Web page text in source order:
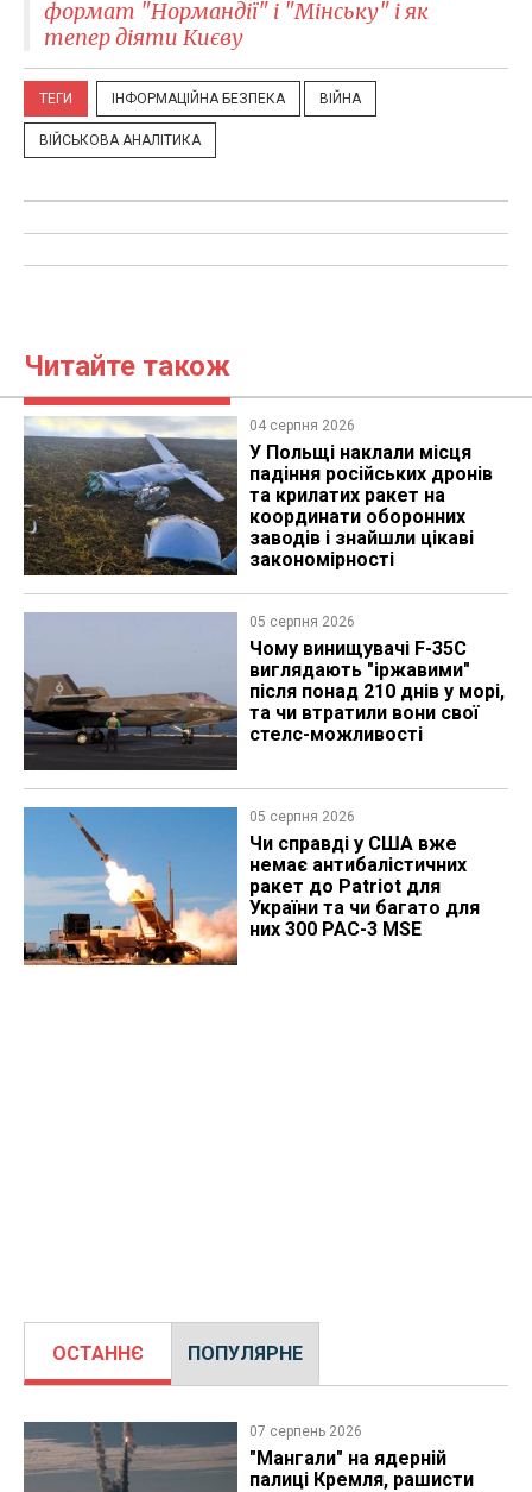
формат "Нормандії" і "Мінську" і як
тепер діяти Києву
ТЕГИ ІНФОРМАЦІЙНА БЕЗПЕКА ВІЙНА
ВІЙСЬКОВА АНАЛІТИКА
Читайте також
04 серпня 2026
У Польщі наклали місця
падіння російських дронів
та крилатих ракет на
координати оборонних
заводів і знайшли цікаві
закономірності
05 серпня 2026
Чому винищувачі F-35C
виглядають "іржавими"
після понад 210 днів у морі,
та чи втратили вони свої
стелс-можливості
05 серпня 2026
Чи справді у США вже
немає антибалістичних
ракет до Patriot для
України та чи багато для
них 300 PAC-3 MSE
ОСТАННЄ ПОПУЛЯРНЕ
07 серпень 2026
"Мангали" на ядерній
палиці Кремля, рашисти